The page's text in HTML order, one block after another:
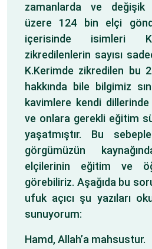
zamanlarda ve değişik
üzere 124 bin elçi
içerisinde isimleri
zikredilenlerin sayısı
K.Kerimde zikredilen bu
hakkında bile bilgimiz
kavimlere kendi
ve onlara gerekli eğitim
yaşatmıştır. Bu
görgümüzün
elçilerinin eğitim ve
görebiliriz. Aşağıda bu
ufuk açıcı şu yazıları
sunuyorum:
Hamd, Allah’a mahsustur.